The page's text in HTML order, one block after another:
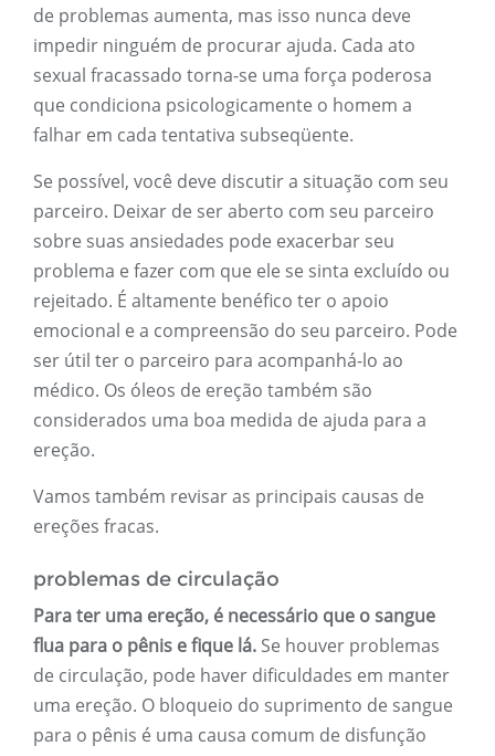
de problemas aumenta, mas isso nunca deve
impedir ninguém de procurar ajuda. Cada ato
sexual fracassado torna-se uma força poderosa
que condiciona psicologicamente o homem a
falhar em cada tentativa subseqüente.
Se possível, você deve discutir a situação com seu
parceiro. Deixar de ser aberto com seu parceiro
sobre suas ansiedades pode exacerbar seu
problema e fazer com que ele se sinta excluído ou
rejeitado. É altamente benéfico ter o apoio
emocional e a compreensão do seu parceiro. Pode
ser útil ter o parceiro para acompanhá-lo ao
médico. Os óleos de ereção também são
considerados uma boa medida de ajuda para a
ereção.
Vamos também revisar as principais causas de
ereções fracas.
problemas de circulação
Para ter uma ereção, é necessário que o sangue
flua para o pênis e fique lá. Se houver problemas
de circulação, pode haver dificuldades em manter
uma ereção. O bloqueio do suprimento de sangue
para o pênis é uma causa comum de disfunção